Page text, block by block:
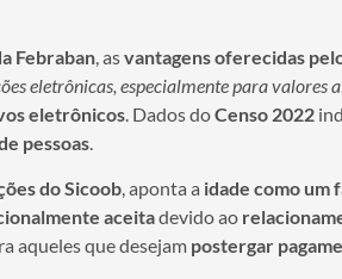
Febraban, asvantagens oferecidas
eletrônicas, especialmente para valores
eletrônicos. Dados doCenso 2022
pessoas.
do Sicoob, aponta a idade como um
aceitadevido ao
aqueles que desejam postergar